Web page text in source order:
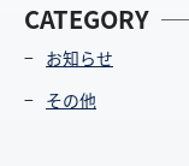
CATEGORY
お知らせ
その他